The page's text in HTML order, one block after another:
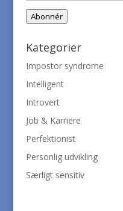
adresse
Abonnér
Kategorier
Impostor syndrome
Intelligent
Introvert
Job & Karriere
Perfektionist
Personlig udvikling
Særligt sensitiv